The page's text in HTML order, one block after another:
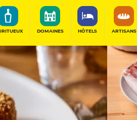
DOMAINES HÔTELS ARTISANS